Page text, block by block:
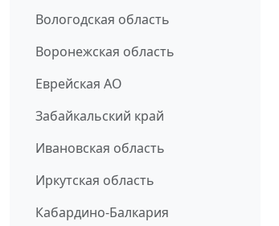
Вологодская область
Воронежская область
Еврейская АО
Забайкальский край
Ивановская область
Иркутская область
Кабардино-Балкария